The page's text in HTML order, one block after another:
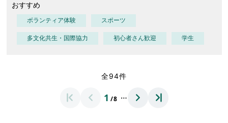
おすすめ
ボランティア体験 スポーツ
多文化共生・国際協力 初心者さん歓迎 学生
全94件
1 /8 …